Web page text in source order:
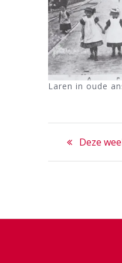
Laren in oude
Previous
Deze